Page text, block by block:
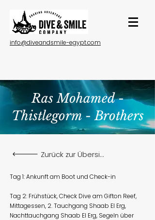
info@diveandsmile-egypt.com
Ras Mohamed -
Thistlegorm - Brothers
Zurück zur Übersicht
Tag 1: Ankunft am Boot und Check-in
Tag 2: Frühstück, Check Dive am Gifton Reef,
Mittagessen, 2. Tauchgang Shaab El Erg,
Nachttauchgang Shaab El Erg, Segeln über